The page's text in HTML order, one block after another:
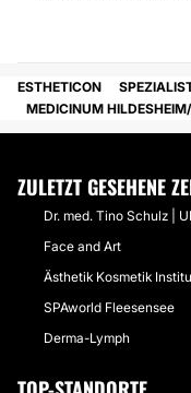
ESTHETICON
MEDICINUM HILDESHEIM
ZULETZT GESEHENE
Dr. med. Tino Schulz |
Face and Art
Ästhetik Kosmetik
SPAworld Fleesensee
Derma-Lymph